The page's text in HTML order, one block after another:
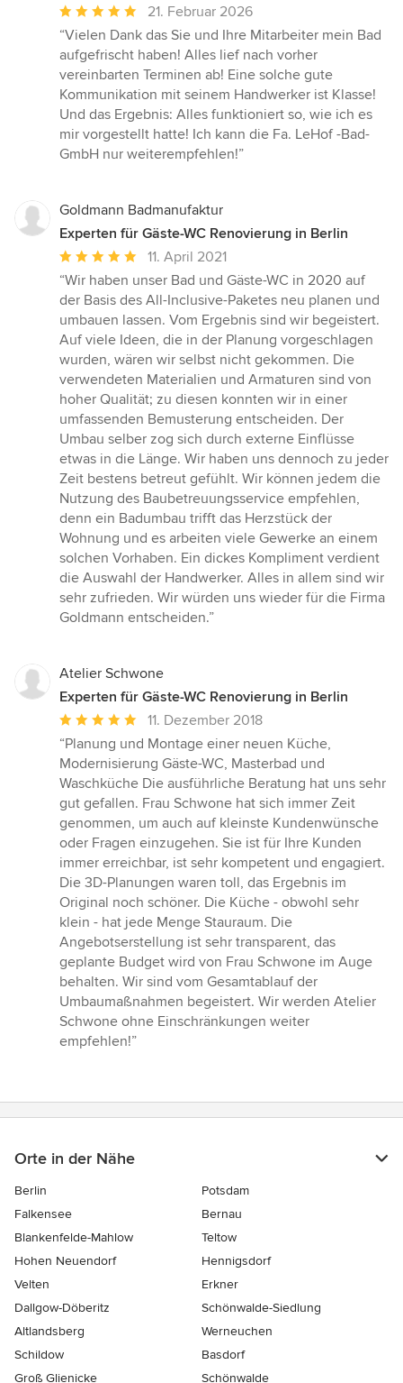
Durchschnittliche
Bewertung:
5
von
5
Sternen
21. Februar 2026
“Vielen Dank das Sie und Ihre Mitarbeiter mein Bad
aufgefrischt haben! Alles lief nach vorher
vereinbarten Terminen ab! Eine solche gute
Kommunikation mit seinem Handwerker ist Klasse!
Und das Ergebnis: Alles funktioniert so, wie ich es
mir vorgestellt hatte! Ich kann die Fa. LeHof -Bad-
GmbH nur weiterempfehlen!”
Goldmann Badmanufaktur
Experten für Gäste-WC Renovierung in Berlin
Durchschnittliche
Bewertung:
5
von
5
Sternen
11. April 2021
“Wir haben unser Bad und Gäste-WC in 2020 auf
der Basis des All-Inclusive-Paketes neu planen und
umbauen lassen. Vom Ergebnis sind wir begeistert.
Auf viele Ideen, die in der Planung vorgeschlagen
wurden, wären wir selbst nicht gekommen. Die
verwendeten Materialien und Armaturen sind von
hoher Qualität; zu diesen konnten wir in einer
umfassenden Bemusterung entscheiden. Der
Umbau selber zog sich durch externe Einflüsse
etwas in die Länge. Wir haben uns dennoch zu jeder
Zeit bestens betreut gefühlt. Wir können jedem die
Nutzung des Baubetreuungsservice empfehlen,
denn ein Badumbau trifft das Herzstück der
Wohnung und es arbeiten viele Gewerke an einem
solchen Vorhaben. Ein dickes Kompliment verdient
die Auswahl der Handwerker. Alles in allem sind wir
sehr zufrieden. Wir würden uns wieder für die Firma
Goldmann entscheiden.”
Atelier Schwone
Experten für Gäste-WC Renovierung in Berlin
Durchschnittliche
Bewertung:
5
von
5
Sternen
11. Dezember 2018
“Planung und Montage einer neuen Küche,
Modernisierung Gäste-WC, Masterbad und
Waschküche Die ausführliche Beratung hat uns sehr
gut gefallen. Frau Schwone hat sich immer Zeit
genommen, um auch auf kleinste Kundenwünsche
oder Fragen einzugehen. Sie ist für Ihre Kunden
immer erreichbar, ist sehr kompetent und engagiert.
Die 3D-Planungen waren toll, das Ergebnis im
Original noch schöner. Die Küche - obwohl sehr
klein - hat jede Menge Stauraum. Die
Angebotserstellung ist sehr transparent, das
geplante Budget wird von Frau Schwone im Auge
behalten. Wir sind vom Gesamtablauf der
Umbaumaßnahmen begeistert. Wir werden Atelier
Schwone ohne Einschränkungen weiter
empfehlen!”
Orte in der Nähe
Berlin
Potsdam
Falkensee
Bernau
Blankenfelde-Mahlow
Teltow
Hohen Neuendorf
Hennigsdorf
Velten
Erkner
Dallgow-Döberitz
Schönwalde-Siedlung
Altlandsberg
Werneuchen
Schildow
Basdorf
Groß Glienicke
Schönwalde